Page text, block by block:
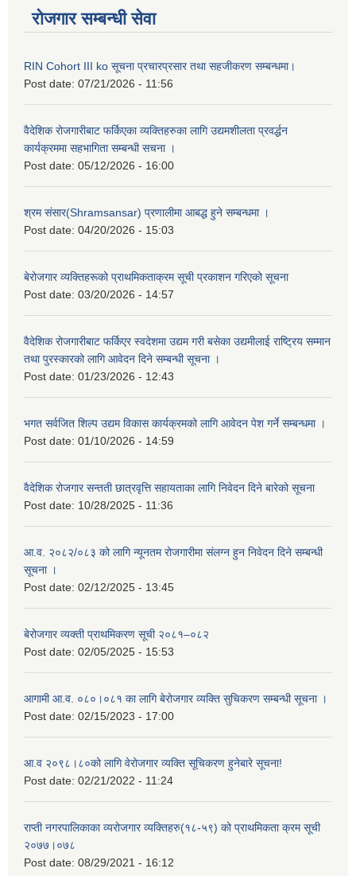
रोजगार सम्बन्धी सेवा
RIN Cohort III ko सूचना प्रचारप्रसार तथा सहजीकरण सम्बन्धमा।
Post date: 07/21/2026 - 11:56
वैदेशिक रोजगारीबाट फर्किएका व्यक्तिहरुका लागि उद्यमशीलता प्रवर्द्धन
कार्यक्रममा सहभागिता सम्बन्धी सचना ।
Post date: 05/12/2026 - 16:00
श्रम संसार(Shramsansar) प्रणालीमा आबद्ध हुने सम्बन्धमा ।
Post date: 04/20/2026 - 15:03
बेरोजगार व्यक्तिहरूको प्राथमिकताक्रम सूची प्रकाशन गरिएको सूचना
Post date: 03/20/2026 - 14:57
वैदेशिक रोजगारीबाट फर्किएर स्वदेशमा उद्यम गरी बसेका उद्यमीलाई राष्ट्रिय सम्मान
तथा पुरस्कारको लागि आवेदन दिने सम्बन्धी सूचना ।
Post date: 01/23/2026 - 12:43
भगत सर्वजित शिल्प उद्यम विकास कार्यक्रमको लागि आवेदन पेश गर्ने सम्बन्धमा ।
Post date: 01/10/2026 - 14:59
वैदेशिक रोजगार सन्तती छात्रवृत्ति सहायताका लागि निवेदन दिने बारेको सूचना
Post date: 10/28/2025 - 11:36
आ.व. २०८२/०८३ को लागि न्यूनतम रोजगारीमा संलग्न हुन निवेदन दिने सम्बन्धी
सूचना ।
Post date: 02/12/2025 - 13:45
बेरोजगार व्यक्ती प्राथमिकरण सूची २०८१–०८२
Post date: 02/05/2025 - 15:53
आगामी आ.व. ०८०।०८१ का लागि बेरोजगार व्यक्ति सुचिकरण सम्बन्धी सूचना ।
Post date: 02/15/2023 - 17:00
आ.व २०९८।८०को लागि वेरोजगार व्यक्ति सूचिकरण हुनेबारे सूचना!
Post date: 02/21/2022 - 11:24
राप्ती नगरपालिकाका व्यरोजगार व्यक्तिहरु(१८-५९) को प्राथमिकता क्रम सूची
२०७७।०७८
Post date: 08/29/2021 - 16:12